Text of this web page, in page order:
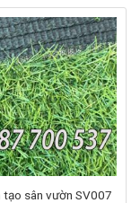
tạo sân vườn SV007